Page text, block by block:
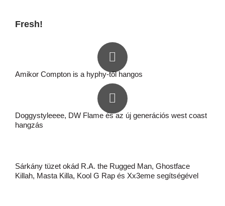
Fresh!
Amikor Compton is a hyphy-től hangos
Doggystyleeee, DW Flame és az új generációs west coast
hangzás
Sárkány tüzet okád R.A. the Rugged Man, Ghostface
Killah, Masta Killa, Kool G Rap és Xx3eme segítségével